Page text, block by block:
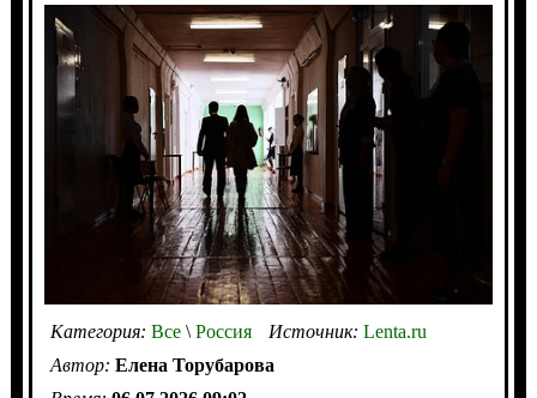
Категория: Все\Россия Источник: Lenta.ru
Автор: Елена Торубарова